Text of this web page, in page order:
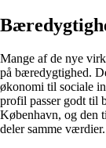
Mange af de nye
på bæredygtighed.
økonomi til sociale
profil passer godt til
København, og den
deler samme værdier.